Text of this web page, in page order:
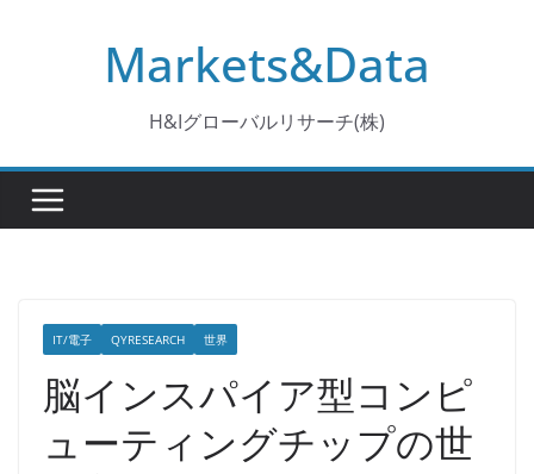
Markets&Data
H&Iグローバルリサーチ(株)
IT/電子 QYRESEARCH 世界
脳インスパイア型コンピ
ューティングチップの世